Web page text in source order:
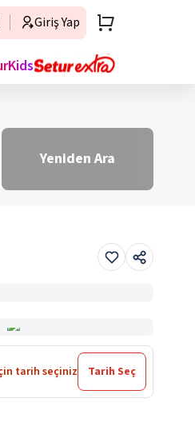
Giriş Yap
Yeniden Ara
tarih seçiniz Tarih Seç